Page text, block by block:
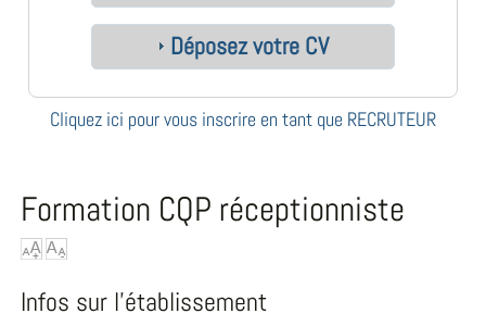
Déposez votre CV
Cliquez ici pour vous inscrire en tant que RECRUTEUR
Formation CQP réceptionniste
Infos sur l'établissement